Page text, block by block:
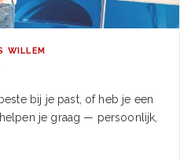
WILLEM
bij je past, of heb je een
je graag — persoonlijk,